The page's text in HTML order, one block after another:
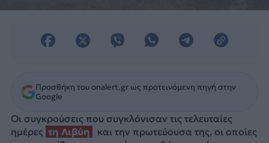
Προσθήκη του onalert.gr ως προτεινόμενη πηγή στην
Google
Οι συγκρούσεις που συγκλόνισαν τις τελευταίες
ημέρες τη Λιβύη
και την πρωτεύουσα της, οι οποίες